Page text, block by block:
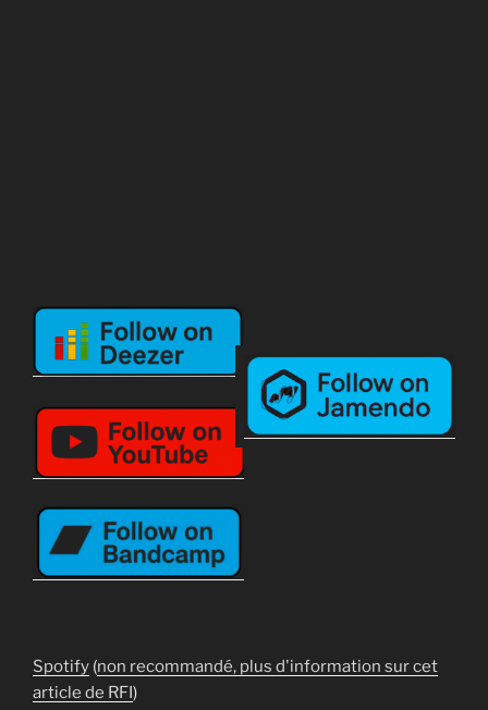
Spotify (non recommandé, plus d'information sur cet
article de RFI)